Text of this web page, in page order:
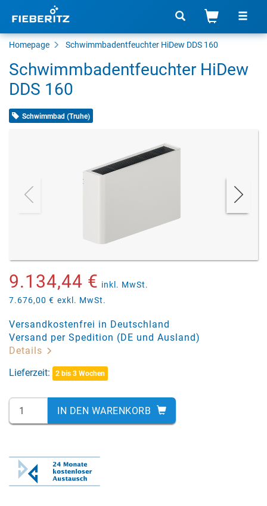
Homepage Schwimmbadentfeuchter HiDew DDS 160
Schwimmbadentfeuchter HiDew
DDS 160
Schwimmbad (Truhe)
9.134,44 € inkl. MwSt.
7.676,00 € exkl. MwSt.
Versandkostenfrei in Deutschland
Versand per Spedition (DE und Ausland)
Details
Lieferzeit:
2 bis 3 Wochen
IN DEN WARENKORB